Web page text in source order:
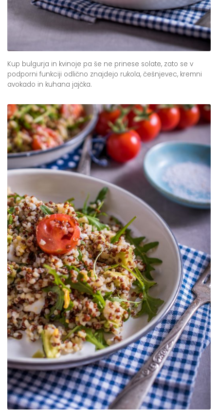
Kup bulgurja in kvinoje pa še ne prinese solate, zato se v
podporni funkciji odlično znajdejo rukola, češnjevec, kremni
avokado in kuhana jajčka.